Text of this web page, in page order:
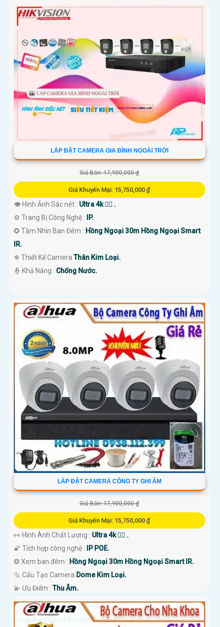
️➲ Khả Năng :
LẮP ĐẶT CAMERA GIA ĐÌNH NGOÀI TRỜI
Giá Bán: 17,900,000 ₫
Giá Khuyến Mại: 15,750,000 ₫
👁 Hình Ảnh Sắc nét : Ultra 4k 👍🏾 .
⚙ Trang Bị Công Nghệ :
IP.
✪ Tầm Nhìn Ban Đêm : Hồng Ngoại 30m Hồng Ngoại Smart
IR.
❄ Thiết Kế CameraThân Kim Loại.
️👮 Khả Năng : Chống Nước.
LẮP ĐẶT CAMERA CÔNG TY GHI ÂM
Giá Bán: 17,900,000 ₫
Giá Khuyến Mại: 15,750,000 ₫
👀 Hình Ành Chất Lượng : Ultra 4k 👍🏾 .
🌠 Tích hợp công nghệ : IP POE.
❂ Xem ban đêm : Hồng Ngoại 30m Hồng Ngoại Smart IR.
🔩 Cấu Tạo Camera Dome Kim Loại.
️💫 Ưu Điểm :Thu Âm.